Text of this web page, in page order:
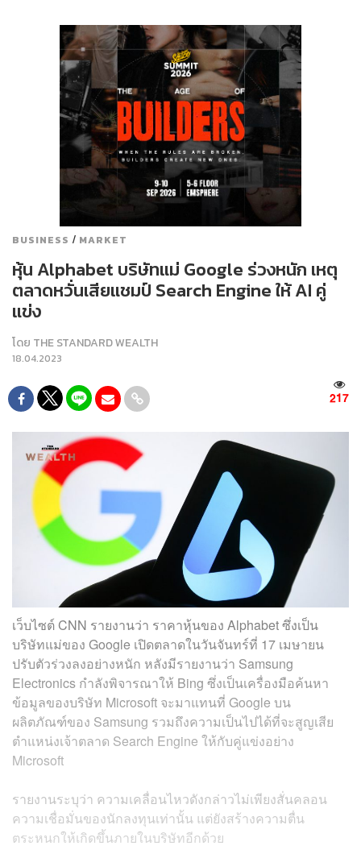
BUSINESS / MARKET
หุ้น Alphabet บริษัทแม่ Google ร่วงหนัก เหตุ
ตลาดหวั่นเสียแชมป์ Search Engine ให้ AI คู่
แข่ง
โดย THE STANDARD WEALTH
18.04.2023
217
เว็บไซต์ CNN รายงานว่า ราคาหุ้นของ Alphabet ซึ่งเป็น
บริษัทแม่ของ Google เปิดตลาดในวันจันทร์ที่ 17 เมษายน
ปรับตัวร่วงลงอย่างหนัก หลังมีรายงานว่า Samsung
Electronics กำลังพิจารณาให้ Bing ซึ่งเป็นเครื่องมือค้นหา
ข้อมูลของบริษัท Microsoft จะมาแทนที่ Google บน
ผลิตภัณฑ์ของ Samsung รวมถึงความเป็นไปได้ที่จะสูญเสีย
ตำแหน่งเจ้าตลาด Search Engine ให้กับคู่แข่งอย่าง
Microsoft
รายงานระบุว่า ความเคลื่อนไหวดังกล่าวไม่เพียงสั่นคลอน
ความเชื่อมั่นของนักลงทุนเท่านั้น แต่ยังสร้างความตื่น
ตระหนกให้เกิดขึ้นภายในบริษัทอีกด้วย